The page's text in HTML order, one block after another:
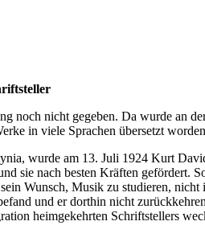
noch nicht gegeben. Da wurde an
in viele Sprachen übersetzt
wurde am 13. Juli 1924 Kurt
sie nach besten Kräften
Wunsch, Musik zu studieren,
und er dorthin nicht
heimgekehrten Schriftstellers